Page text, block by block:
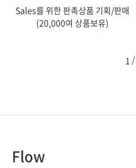
Sales를 위한 판촉상품 기획/판매
(20,000여 상품보유)
1 /
Flow